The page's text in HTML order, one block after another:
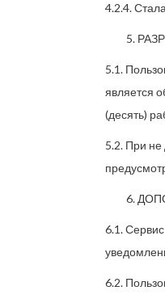
4.2.4.
5.1.
является
(десять)
5.2. При не
6.1.
6.2.